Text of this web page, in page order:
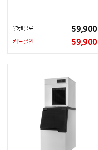
월렌탈료 59,900
카드할인 59,900